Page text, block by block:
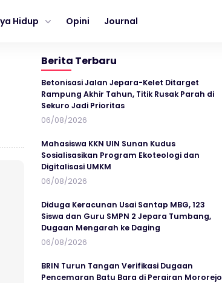
Hidup Opini Journal
Berita Terbaru
Betonisasi Jalan Jepara-Kelet Ditarget
Rampung Akhir Tahun, Titik Rusak Parah di
Sekuro Jadi Prioritas
06/08/2026
Mahasiswa KKN UIN Sunan Kudus
Sosialisasikan Program Ekoteologi dan
Digitalisasi UMKM
06/08/2026
Diduga Keracunan Usai Santap MBG, 123
Siswa dan Guru SMPN 2 Jepara Tumbang,
Dugaan Mengarah ke Daging
06/08/2026
BRIN Turun Tangan Verifikasi Dugaan
Pencemaran Batu Bara di Perairan Mororejo